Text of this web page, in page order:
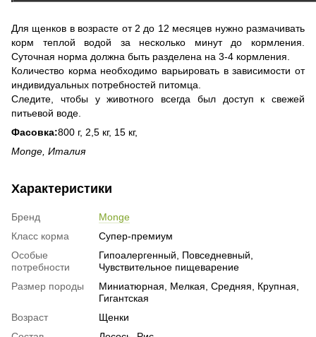
Для щенков в возрасте от 2 до 12 месяцев нужно размачивать
корм теплой водой за несколько минут до кормления.
Суточная норма должна быть разделена на 3-4 кормления.
Количество корма необходимо варьировать в зависимости от
индивидуальных потребностей питомца.
Следите, чтобы у животного всегда был доступ к свежей
питьевой воде.
Фасовка:800 г, 2,5 кг, 15 кг,
Monge, Италия
Характеристики
Бренд
Monge
Класс корма
Супер-премиум
Особые
потребности
Гипоалергенный, Повседневный,
Чувствительное пищеварение
Размер породы
Миниатюрная, Мелкая, Средняя, Крупная,
Гигантская
Возраст
Щенки